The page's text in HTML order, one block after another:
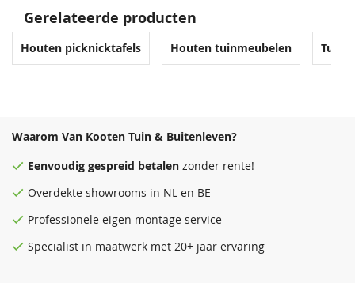
Gerelateerde producten
Houten picknicktafels Houten tuinmeubelen
Waarom Van Kooten Tuin & Buitenleven?
Eenvoudig gespreid betalen zonder rente!
Overdekte showrooms in NL en BE
Professionele eigen montage service
Specialist in maatwerk met 20+ jaar ervaring